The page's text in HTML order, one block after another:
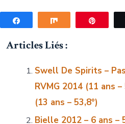
Partagez Partagez
Articles Liés :
Swell De Spirits –
RVMG 2014 (11 ans
(13 ans – 53,8°)
Bielle 2012 – 6 ans –